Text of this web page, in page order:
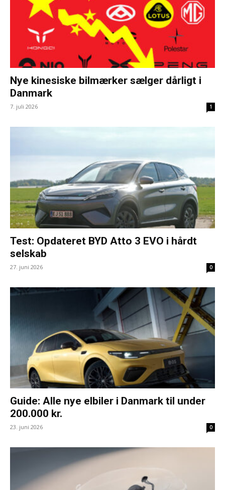
Nye kinesiske bilmærker sælger dårligt i
Danmark
7. juli 2026 1
Test: Opdateret BYD Atto 3 EVO i hårdt
selskab
27. juni 2026 0
Guide: Alle nye elbiler i Danmark til under
200.000 kr.
23. juni 2026 0